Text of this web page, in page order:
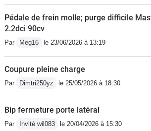
Pédale de frein molle; purge difficile
2.2dci 90cv
Par Meg16 le 23/06/2026 à 13:19
Coupure pleine charge
Par Dimtri250yz le 25/05/2026 à 18:30
Bip fermeture porte latéral
Par Invité wil083 le 20/04/2026 à 15:30